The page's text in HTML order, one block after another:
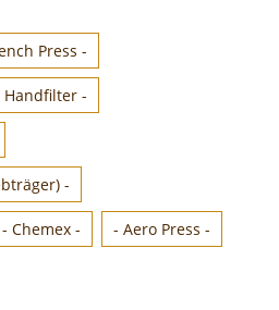
Press -
Handfilter -
-
- Chemex - - Aero Press -